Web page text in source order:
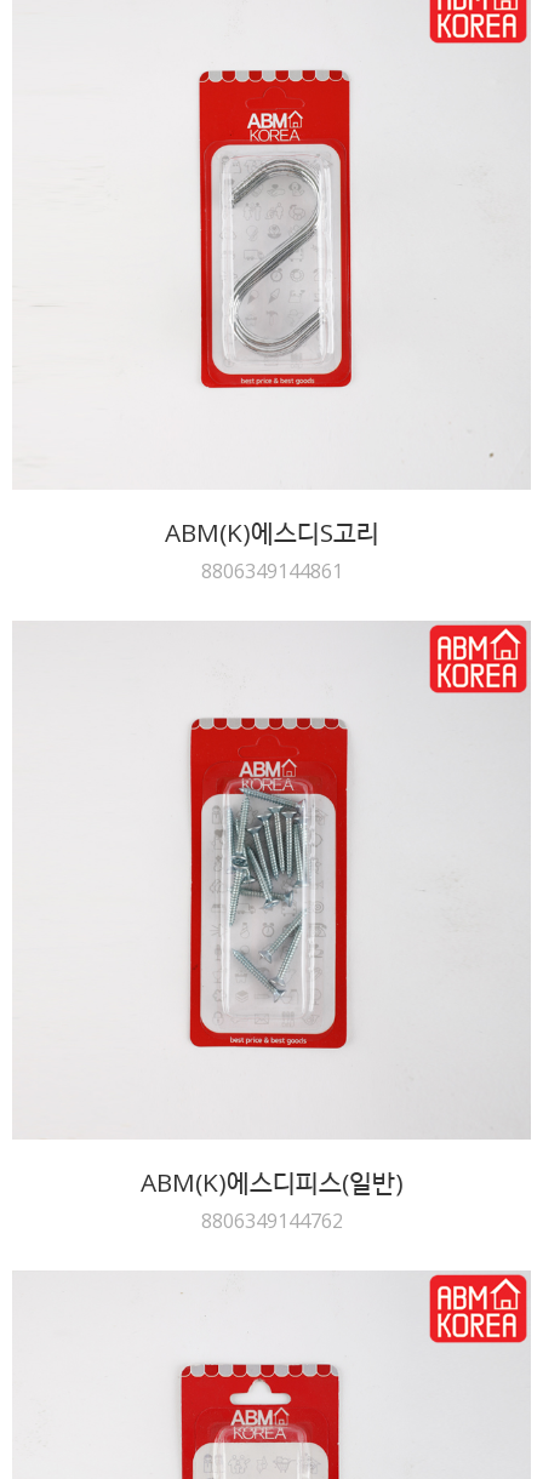
ABM(K)에스디S고리
8806349144861
ABM(K)에스디피스(일반)
8806349144762